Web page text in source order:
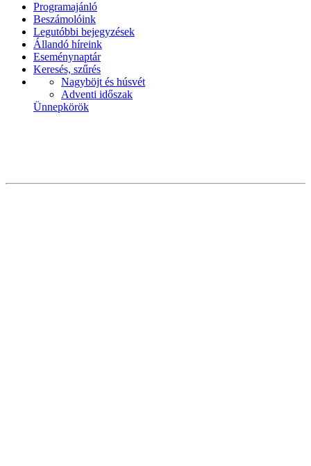
Programajánló
Beszámolóink
Legutóbbi bejegyzések
Állandó híreink
Eseménynaptár
Keresés, szűrés
Nagyböjt és húsvét
Adventi időszak
Ünnepkörök